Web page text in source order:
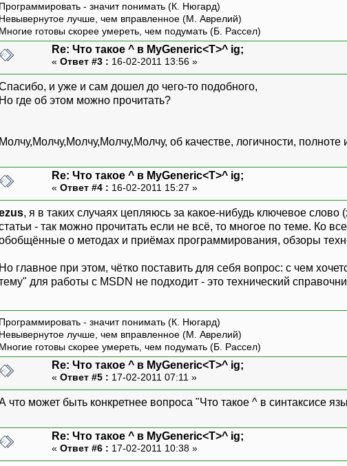
Программировать - значит понимать (К. Нюгард)
Невывернутое лучше, чем вправленное (М. Аврелий)
Многие готовы скорее умереть, чем подумать (Б. Рассел)
Re: Что такое ^ в MyGeneric<T>^ ig;
« Ответ #3 : 16-02-2011 13:56 »
и уже и сам дошел до чего-то подобного,
Но где об этом можно прочитать?
Молчу,Молчу,Молчу,Молчу,Молчу, об качестве, логичности, полноте
Re: Что такое ^ в MyGeneric<T>^ ig;
« Ответ #4 : 16-02-2011 15:27 »
, я в таких случаях цепляюсь за какое-нибудь ключевое
- так можно прочитать если не всё, то многое по теме. Ко
о методах и приёмах программирования, обзоры
Но главное при этом, чётко поставить для себя вопрос: с чем
для работы с MSDN не подходит - это технический
Программировать - значит понимать (К. Нюгард)
Невывернутое лучше, чем вправленное (М. Аврелий)
Многие готовы скорее умереть, чем подумать (Б. Рассел)
Re: Что такое ^ в MyGeneric<T>^ ig;
« Ответ #5 : 17-02-2011 07:11 »
что может быть конкретнее вопроса "Что такое ^ в синтаксисе
Re: Что такое ^ в MyGeneric<T>^ ig;
« Ответ #6 : 17-02-2011 10:38 »